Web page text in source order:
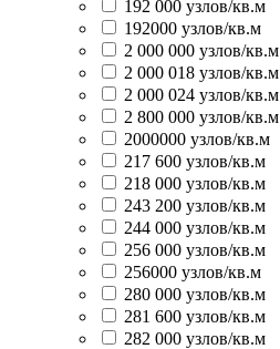
192 000 узлов/кв.м
192000 узлов/кв.м
2 000 000 узлов/кв.м
2 000 018 узлов/кв.м
2 000 024 узлов/кв.м
2 800 000 узлов/кв.м
2000000 узлов/кв.м
217 600 узлов/кв.м
218 000 узлов/кв.м
243 200 узлов/кв.м
244 000 узлов/кв.м
256 000 узлов/кв.м
256000 узлов/кв.м
280 000 узлов/кв.м
281 600 узлов/кв.м
282 000 узлов/кв.м